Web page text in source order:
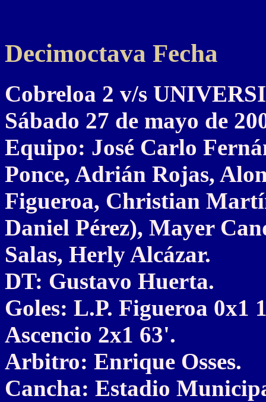
Decimoctava Fecha
Cobreloa 2 v/s
Sábado 27 de mayo de
Equipo: José Carlo
Ponce, Adrián Rojas,
Figueroa, Christian
Daniel Pérez), Mayer
Salas, Herly Alcázar.
DT: Gustavo Huerta.
Goles: L.P. Figueroa 0x1
Ascencio 2x1 63'.
Arbitro: Enrique Osses.
Cancha: Estadio